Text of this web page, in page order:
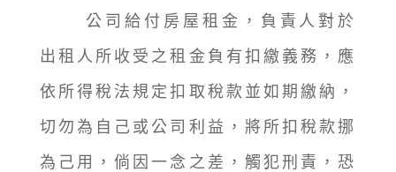
公司給付房屋租金，負責人對於
出租人所收受之租金負有扣繳義務，應
依所得稅法規定扣取稅款並如期繳納，
切勿為自己或公司利益，將所扣稅款挪
為己用，倘因一念之差，觸犯刑責，恐